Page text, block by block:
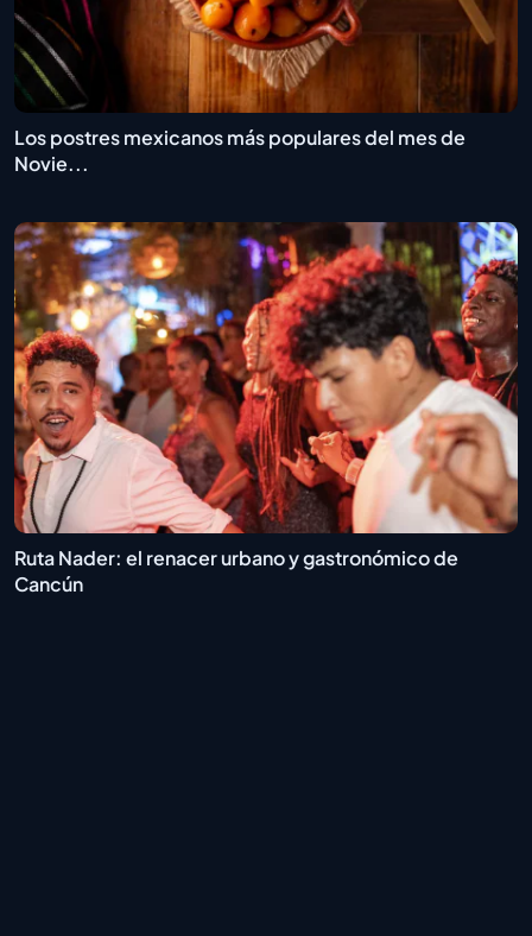
Los postres mexicanos más populares del mes de
Novie...
Ruta Nader: el renacer urbano y gastronómico de
Cancún